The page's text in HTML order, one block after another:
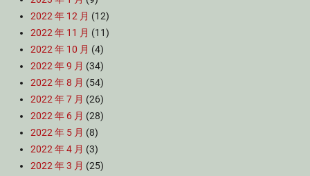
2022 年 12 月 (12)
2022 年 11 月 (11)
2022 年 10 月 (4)
2022 年 9 月 (34)
2022 年 8 月 (54)
2022 年 7 月 (26)
2022 年 6 月 (28)
2022 年 5 月 (8)
2022 年 4 月 (3)
2022 年 3 月 (25)